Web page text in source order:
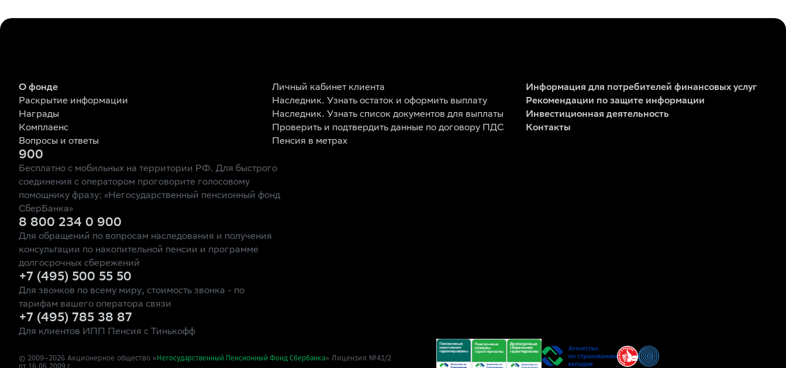
О фонде
Раскрытие информации
Награды
Комплаенс
Вопросы и ответы
Личный кабинет клиента
Наследник. Узнать остаток и оформить выплату
Наследник. Узнать список документов для выплаты
Проверить и подтвердить данные по договору ПДС
Пенсия в метрах
Информация для потребителей финансовых услуг
Рекомендации по защите информации
Инвестиционная деятельность
Контакты
900
Бесплатно с мобильных на территории РФ. Для быстрого
соединения с оператором проговорите голосовому
помощнику фразу: «Негосударственный пенсионный фонд
СберБанка»
8 800 234 0 900
Для обращений по вопросам наследования и получения
консультации по накопительной пенсии и программе
долгосрочных сбережений
+7 (495) 500 55 50
Для звонков по всему миру, стоимость звонка - по
тарифам вашего оператора связи
+7 (495) 785 38 87
Для клиентов ИПП Пенсия с Тинькофф
© 2009–2026 Акционерное общество «Негосударственный Пенсионный Фонд Сбербанка» Лицензия №41/2
от 16.06.2009 г.